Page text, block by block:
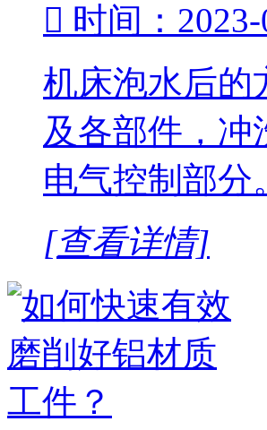
 时间：2023-
机床泡水后的
及各部件，冲
电气控制部分
[查看详情]